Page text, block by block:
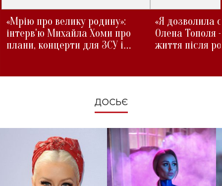
«Мрію про велику родину»:
інтерв'ю Михайла Хоми про
плани, концерти для ЗСУ і
«Я дозволила
Олена Тополя
життя після
ДОСЬЄ